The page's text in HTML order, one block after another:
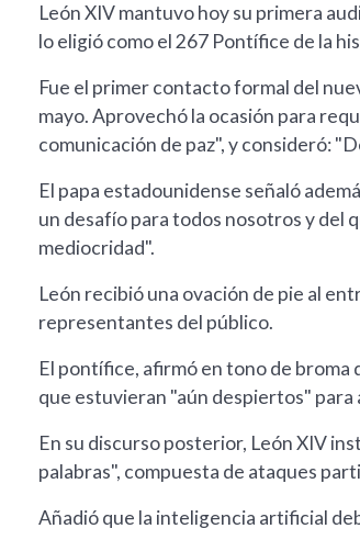
León XIV mantuvo hoy su primera
lo eligió como el 267 Pontífice de la
Fue el primer contacto formal del
mayo. Aprovechó la ocasión para
comunicación de paz", y consideró:
El papa estadounidense señaló
un desafío para todos nosotros y del
mediocridad".
León recibió una ovación de pie al
representantes del público.
El pontífice, afirmó en tono de broma
que estuvieran "aún despiertos" para
En su discurso posterior, León XIV
palabras", compuesta de ataques
Añadió que la inteligencia artificial